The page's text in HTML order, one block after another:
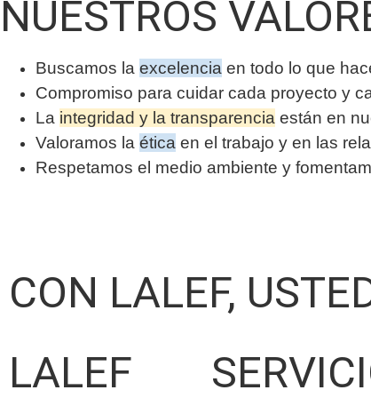
NUESTROS
Buscamos la excelencia en todo lo que
Compromiso para cuidar cada proyecto y
La integridad y la transparencia están en
Valoramos la ética en el trabajo y en las
Respetamos el medio ambiente y
CON LALEF,
LALEF